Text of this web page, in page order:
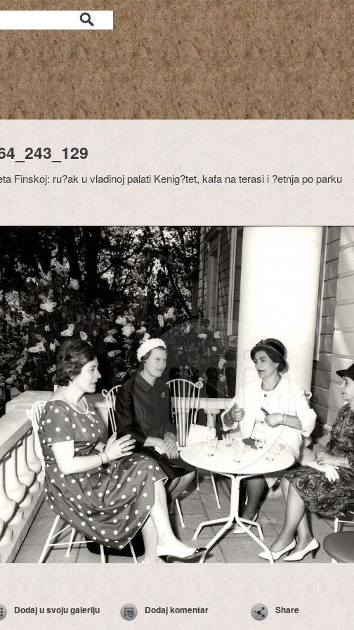
Finskoj: ru?ak u vladinoj palati Kenig?tet, kafa na terasi i ?etnja po parku
Dodaj u svoju galeriju Dodaj komentar Share